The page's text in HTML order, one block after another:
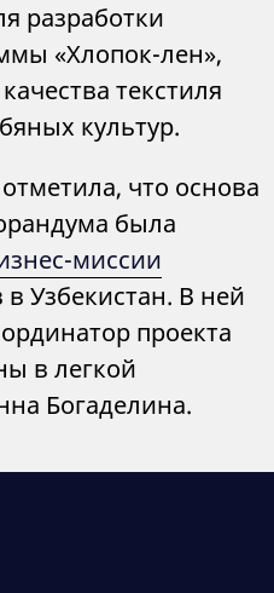
разработки
«Хлопок-лен»,
текстиля
культур.
что основа
была
миссии
Узбекистан. В ней
проекта
в легкой
Богаделина.